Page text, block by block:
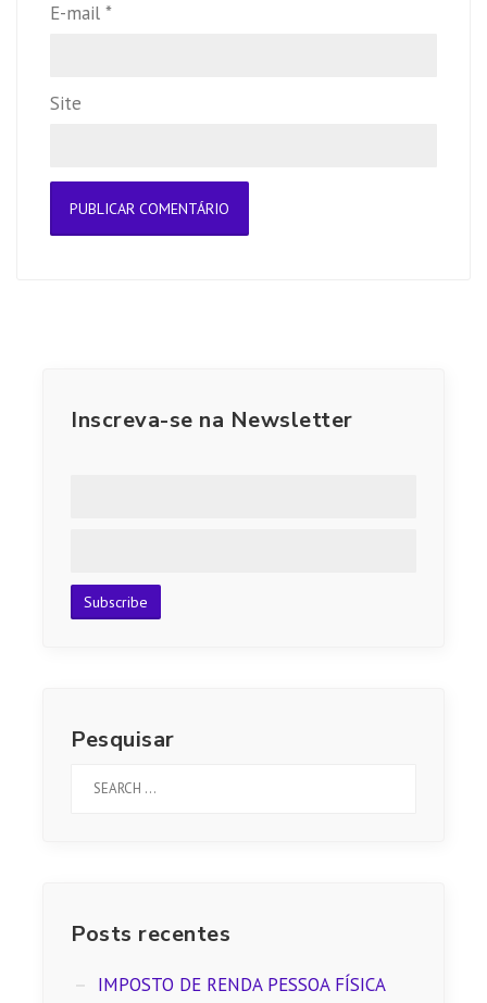
E-mail *
Site
Inscreva-se na Newsletter
Pesquisar
Posts recentes
IMPOSTO DE RENDA PESSOA FÍSICA